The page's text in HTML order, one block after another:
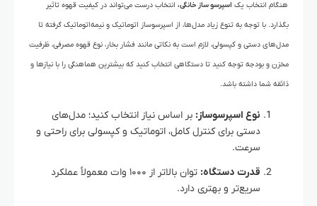
هنگام انتخاب یک اسپرسو ساز خانگی، انتخاب درست می‌تواند در کیفیت قهوه تاثیر
بگذارد. با توجه به تنوع زیاد مدل‌ها، از اسپرسوساز اتوماتیک و نیمه‌اتوماتیک گرفته تا
مدل‌های دستی و کپسولی، لازم است به نکاتی مانند فشار بخار، نوع قهوه مصرفی، ظرفیت
مخزن و بودجه توجه کنید تا دستگاهی انتخاب کنید که بیشترین هماهنگی را با نیازها و
ذائقه شما داشته باشد.
نوع اسپرسوساز: بر اساس نیاز انتخاب کنید؛ مدل‌های
دستی برای کنترل کامل، اتوماتیک و کپسولی برای راحتی و
سرعت.
قدرت دستگاه:
توان بالاتر از ۱۰۰۰ وات معمولاً عملکرد
سریع‌تر و بهتری دارد.